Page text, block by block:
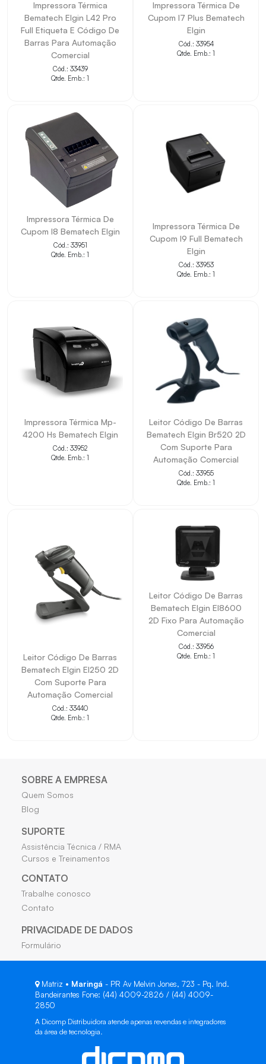
segundo, aumentando a produtividade no PDV
Ampla compatibilidade de códigos: Lê DANFE,
boletos e todos os principais padrões 1D
Design leve e ergonômico
Excelente custo-benefício
superior na categoria com baixo investimento
Alta resistência: Suporta quedas de até 1,8 metros
Garantia estendida
: 3 anos de garantia com
suporte nacional
Impressora Térmica
Bematech Elgin L42 Pro
Full Etiqueta E Código De
Barras Para Automação
Comercial
Cód.: 33439
Qtde. Emb.: 1
Impressora Térmica De
Cupom I7 Plus Bematech
Elgin
Cód.: 33954
Qtde. Emb.: 1
Impressora Térmica De
Cupom I8 Bematech Elgin
Cód.: 33951
Qtde. Emb.: 1
Impressora Térmica De
Cupom I9 Full Bematech
Elgin
Cód.: 33953
Qtde. Emb.: 1
Impressora Térmica Mp-
4200 Hs Bematech Elgin
Cód.: 33952
Qtde. Emb.: 1
Leitor Código De Barras
Bematech Elgin Br520 2D
Com Suporte Para
Automação Comercial
Cód.: 33955
Qtde. Emb.: 1
Leitor Código De Barras
Bematech Elgin El250 2D
Com Suporte Para
Automação Comercial
Cód.: 33440
Qtde. Emb.: 1
Leitor Código De Barras
Bematech Elgin El8600
2D Fixo Para Automação
Comercial
Cód.: 33956
Qtde. Emb.: 1
SOBRE A EMPRESA
Quem Somos
Blog
SUPORTE
Assistência Técnica / RMA
Cursos e Treinamentos
CONTATO
Trabalhe conosco
Contato
PRIVACIDADE DE DADOS
Formulário
Matriz • Maringá - PR Av Melvin Jones, 723 - Pq. Ind.
Bandeirantes Fone: (44) 4009-2826 / (44) 4009-
2850
A Dicomp Distribuidora atende apenas revendas e integradores
da área de tecnologia.